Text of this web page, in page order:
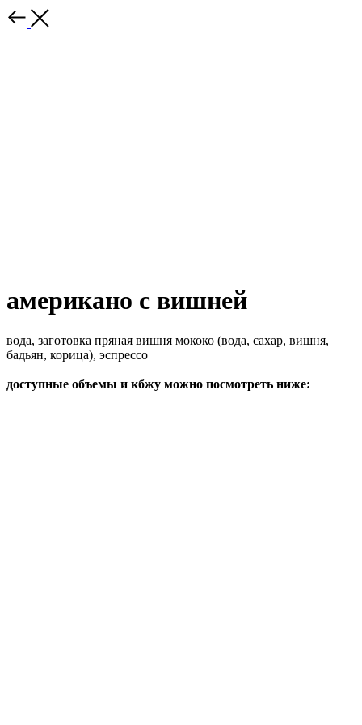
американо с вишней
вода, заготовка пряная вишня мококо (вода, сахар, вишня,
бадьян, корица), эспрессо
доступные объемы и кбжу можно посмотреть ниже: